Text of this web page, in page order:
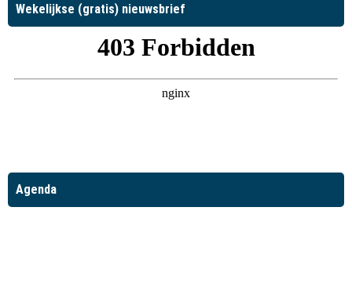
Wekelijkse (gratis) nieuwsbrief
Agenda